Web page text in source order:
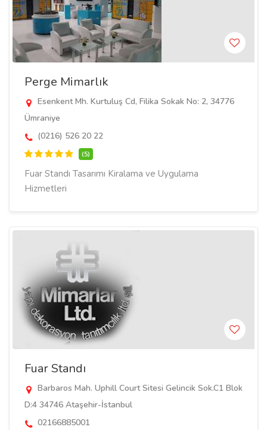
Perge Mimarlık
Esenkent Mh. Kurtuluş Cd, Filika Sokak No: 2, 34776
Ümraniye
(0216) 526 20 22
(5)
Fuar Standı Tasarımı Kiralama ve Uygulama
Hizmetleri
Fuar Standı
Barbaros Mah. Uphill Court Sitesi Gelincik Sok.C1 Blok
D:4 34746 Ataşehir-İstanbul
02166885001